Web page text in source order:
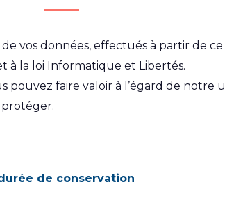
vos données, effectués à partir de
à la loi Informatique et Libertés.
pouvez faire valoir à l’égard de notre
de conservation